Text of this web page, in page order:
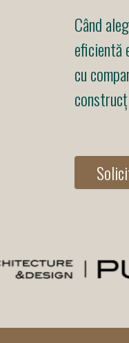
Când
eficientă
cu